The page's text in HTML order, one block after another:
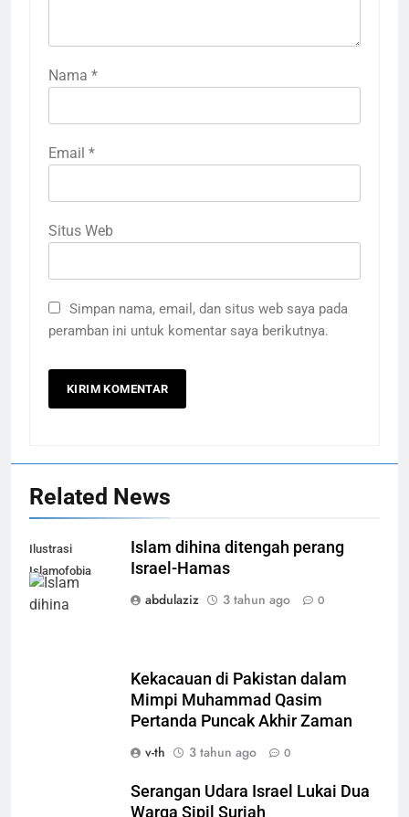
Nama *
Email *
Situs Web
Simpan nama, email, dan situs web saya pada
peramban ini untuk komentar saya berikutnya.
Related News
Ilustrasi
Islamofobia
Islam dihina ditengah perang
Israel-Hamas
abdulaziz
3 tahun ago 0
Kekacauan di Pakistan dalam
Mimpi Muhammad Qasim
Pertanda Puncak Akhir Zaman
v-th
3 tahun ago 0
Serangan Udara Israel Lukai Dua
Warga Sipil Suriah